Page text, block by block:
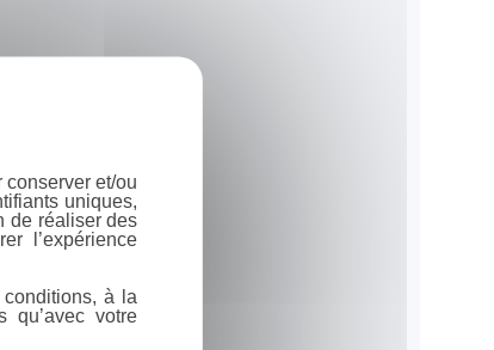
et/ou
uniques,
de réaliser des
l’expérience
à la
qu’avec votre